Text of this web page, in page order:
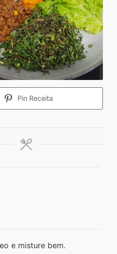
Pin Receita
e misture bem.